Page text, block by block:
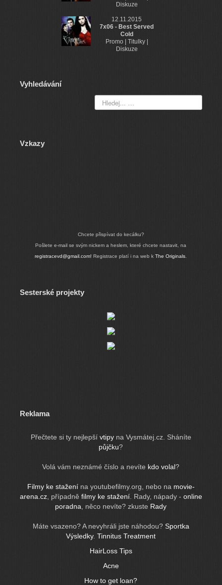
Diskuze
12.11.2015
7x06 - Best Served
Cold
Promo | Titulky |
Diskuze
Vyhledávání
Vzkazy
Chcete přispívat do kecálku?
Pošlete e-mail se svým nickem a heslem, které chcete nastavit, na
registracevd@gmail.com! Registrace platí i na web kThe Originals
Sesterské projekty
Reklama
Přečtete si ty nejlepší vtipy na Vysmátej.cz. Sháníte
půjčku?
Volá vám neznámé číslo a nevíte kdo volal?
Filmy ke stažení na youtubefilmy.org, nebo na movie-
arena.cz , případně filmy ke stažení . Rady, nápady - online
poradna , něco nevíte? zkuste Rady
Máte vsazeno? A nevyhráli jste náhodou? Sportka
Výsledky.Tinnitus Treatment
HairLoss Tips
Acne
How to get loan?